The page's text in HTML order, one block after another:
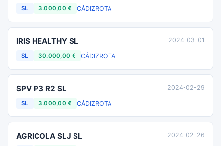
SL 3.000,00 € CÁDIZROTA
IRIS HEALTHY SL
SL 30.000,00 € CÁDIZROTA
2024-03-01
SPV P3 R2 SL
SL 3.000,00 € CÁDIZROTA
2024-02-29
AGRICOLA SLJ SL 2024-02-26